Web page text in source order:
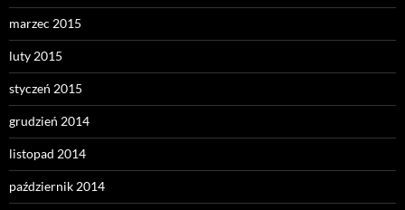
marzec 2015
luty 2015
styczeń 2015
grudzień 2014
listopad 2014
październik 2014